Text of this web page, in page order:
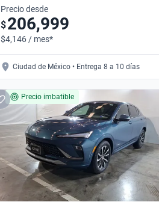
Precio desde
$206,999
$4,146 / mes*
Ciudad de México • Entrega 8 a 10 días
Precio imbatible